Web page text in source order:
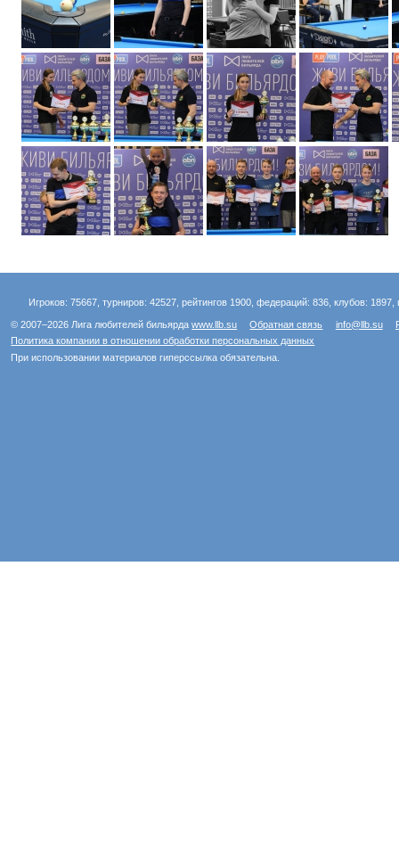
Игроков: 75667, турниров: 42527, рейтингов 1900, федераций: 836, клубов:
© 2007–2026 Лига любителей бильярдаwww.llb.su Обратная связь info@llb.su
Политика компании в отношении обработки персональных данных
При использовании материалов гиперссылка обязательна.